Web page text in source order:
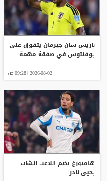
باريس سان جيرمان يتفوق على
يوفنتوس في صفقة مهمة
2026-08-02 | 09:28 ص
هامبورغ يضم اللاعب الشاب
يحيى نادر